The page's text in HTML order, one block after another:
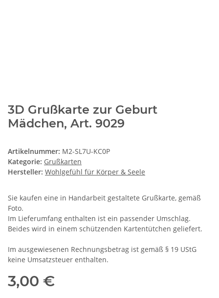
3D Grußkarte zur Geburt
Mädchen, Art. 9029
Artikelnummer: M2-SL7U-KC0P
Kategorie: Grußkarten
Hersteller: Wohlgefühl für Körper & Seele
Sie kaufen eine in Handarbeit gestaltete Grußkarte, gemäß
Foto.
Im Lieferumfang enthalten ist ein passender Umschlag.
Beides wird in einem schützenden Kartentütchen geliefert.
Im ausgewiesenen Rechnungsbetrag ist gemäß § 19 UStG
keine Umsatzsteuer enthalten.
3,00 €